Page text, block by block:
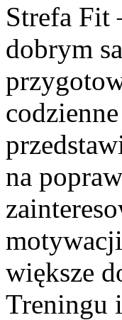
Strefa Fit
dobrym
na
większe